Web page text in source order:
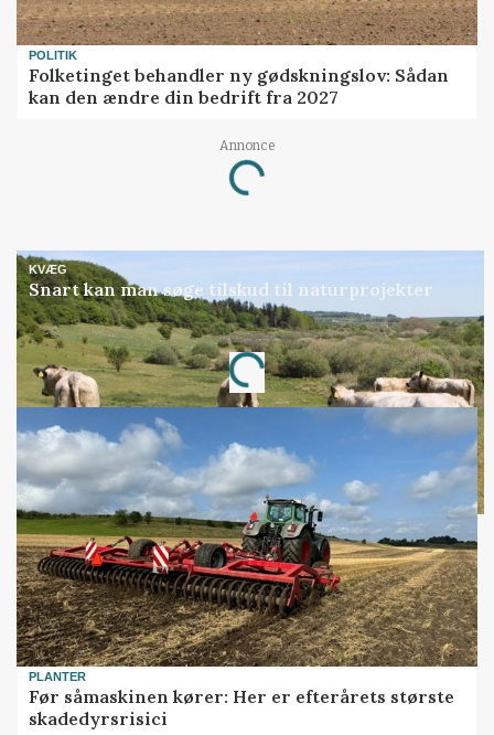
POLITIK
Folketinget behandler ny gødskningslov: Sådan
kan den ændre din bedrift fra 2027
Annonce
Loading...
KVÆG
Snart kan man søge tilskud til naturprojekter
Annonce
Loading...
PLANTER
Før såmaskinen kører: Her er efterårets største
skadedyrsrisici